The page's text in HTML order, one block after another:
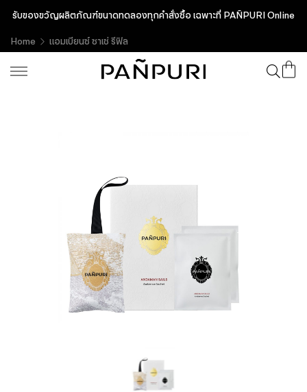
รับของขวัญผลิตภัณฑ์ขนาดทดลองทุกคำสั่งซื้อ เฉพาะที่ PAÑPURI Online
Home
แอมเบียนซ์ ซาเช่ รีฟิล